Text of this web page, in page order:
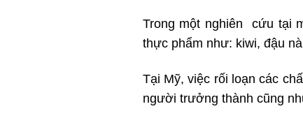
Trong một nghiên cứu tại
thực phẩm như: kiwi, đậu
Tại Mỹ, việc rối loạn các
người trưởng thành cũng